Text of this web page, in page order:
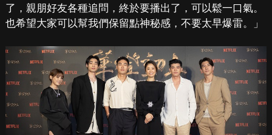
了，親朋好友各種追問，終於要播出了，可以鬆一口氣。
也希望大家可以幫我們保留點神秘感，不要太早爆雷。」